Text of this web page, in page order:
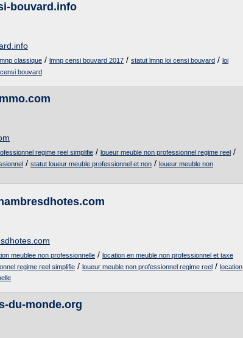
bouvard.info
classique / lmnp censi bouvard 2017 / statut lmnp loi censi bouvard / loi
bouvard
regime reel simplifie / loueur meuble non professionnel regime reel /
/ statut loueur meuble professionnel et non / loueur meuble non
meublee non professionnelle / location en meuble non professionnel et taxe
regime reel simplifie / loueur meuble non professionnel regime reel / location
du-monde.org